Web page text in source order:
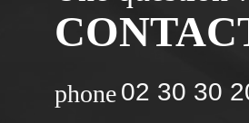
02 30 30